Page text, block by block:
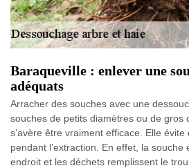
Baraqueville : enlever une
adéquats
Arracher des souches avec une
souches de petits diamètres ou de gros
s’avère être vraiment efficace. Elle évite
pendant l’extraction. En effet, la souche
endroit et les déchets remplissent le